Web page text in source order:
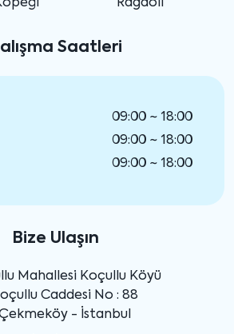
Ragdoll
Saatleri
09:00 ~ 18:00
09:00 ~ 18:00
09:00 ~ 18:00
Bize Ulaşın
Mahallesi Koçullu Köyü
Caddesi No : 88
- İstanbul